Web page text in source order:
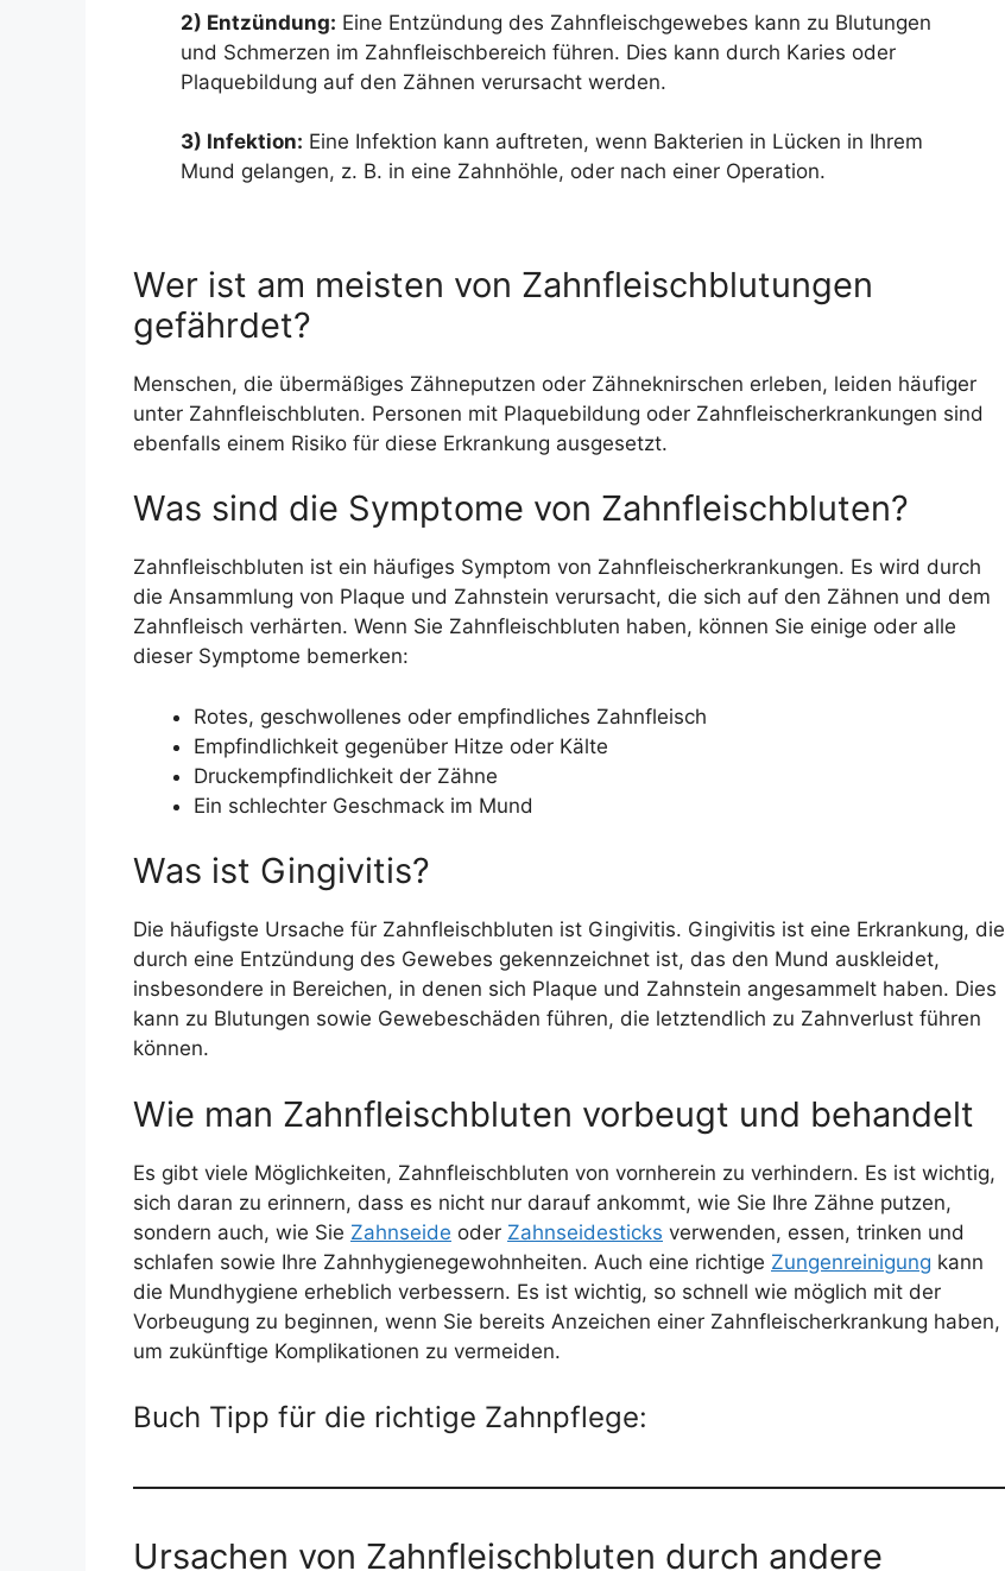
2) Entzündung: Eine Entzündung des Zahnfleischgewebes kann zu Blutungen
und Schmerzen im Zahnfleischbereich führen. Dies kann durch Karies oder
Plaquebildung auf den Zähnen verursacht werden.
3) Infektion: Eine Infektion kann auftreten, wenn Bakterien in Lücken in Ihrem
Mund gelangen, z. B. in eine Zahnhöhle, oder nach einer Operation.
Wer ist am meisten von Zahnfleischblutungen
gefährdet?
Menschen, die übermäßiges Zähneputzen oder Zähneknirschen erleben, leiden häufiger
unter Zahnfleischbluten. Personen mit Plaquebildung oder Zahnfleischerkrankungen sind
ebenfalls einem Risiko für diese Erkrankung ausgesetzt.
Was sind die Symptome von Zahnfleischbluten?
Zahnfleischbluten ist ein häufiges Symptom von Zahnfleischerkrankungen. Es wird durch
die Ansammlung von Plaque und Zahnstein verursacht, die sich auf den Zähnen und dem
Zahnfleisch verhärten. Wenn Sie Zahnfleischbluten haben, können Sie einige oder alle
dieser Symptome bemerken:
Rotes, geschwollenes oder empfindliches Zahnfleisch
Empfindlichkeit gegenüber Hitze oder Kälte
Druckempfindlichkeit der Zähne
Ein schlechter Geschmack im Mund
Was ist Gingivitis?
Die häufigste Ursache für Zahnfleischbluten ist Gingivitis. Gingivitis ist eine Erkrankung, die
durch eine Entzündung des Gewebes gekennzeichnet ist, das den Mund auskleidet,
insbesondere in Bereichen, in denen sich Plaque und Zahnstein angesammelt haben. Dies
kann zu Blutungen sowie Gewebeschäden führen, die letztendlich zu Zahnverlust führen
können.
Wie man Zahnfleischbluten vorbeugt und behandelt
Es gibt viele Möglichkeiten, Zahnfleischbluten von vornherein zu verhindern. Es ist wichtig,
sich daran zu erinnern, dass es nicht nur darauf ankommt, wie Sie Ihre Zähne putzen,
sondern auch, wie Sie Zahnseide oder Zahnseidesticks verwenden, essen, trinken und
schlafen sowie Ihre Zahnhygienegewohnheiten. Auch eine richtige Zungenreinigung kann
die Mundhygiene erheblich verbessern. Es ist wichtig, so schnell wie möglich mit der
Vorbeugung zu beginnen, wenn Sie bereits Anzeichen einer Zahnfleischerkrankung haben,
um zukünftige Komplikationen zu vermeiden.
Buch Tipp für die richtige Zahnpflege:
Ursachen von Zahnfleischbluten durch andere